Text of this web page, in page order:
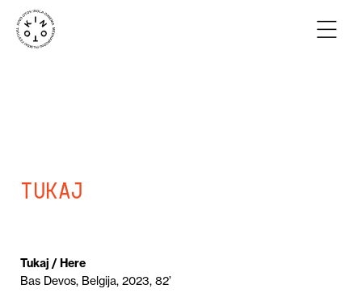
Tukaj
Tukaj / Here
Bas Devos, Belgija, 2023, 82’